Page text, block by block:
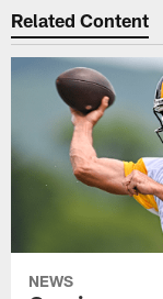
Related Content
NEWS